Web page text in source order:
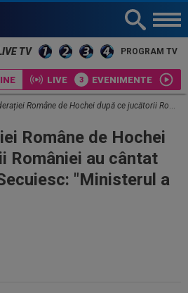
TV PROGRAM TV
LIVE EVENIMENTE
de Hochei după ce jucătorii României au cântat imnul Ţinutului Secuiesc: "Ministerul a instigat"
Române de Hochei
României au cântat
"Ministerul a